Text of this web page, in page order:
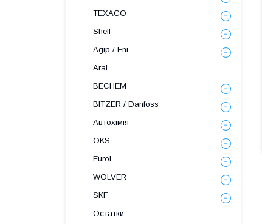
TEXACO
Shell
Agip / Eni
Aral
BECHEM
BITZER / Danfoss
Автохімія
OKS
Eurol
WOLVER
SKF
Остатки